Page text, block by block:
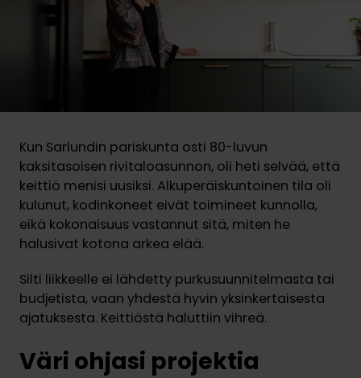
Kun Sarlundin pariskunta osti 80-luvun
kaksitasoisen rivitaloasunnon, oli heti selvää, että
keittiö menisi uusiksi. Alkuperäiskuntoinen tila oli
kulunut, kodinkoneet eivät toimineet kunnolla,
eikä kokonaisuus vastannut sitä, miten he
halusivat kotona arkea elää.
Silti liikkeelle ei lähdetty purkusuunnitelmasta tai
budjetista, vaan yhdestä hyvin yksinkertaisesta
ajatuksesta. Keittiöstä haluttiin vihreä.
Väri ohjasi projektia